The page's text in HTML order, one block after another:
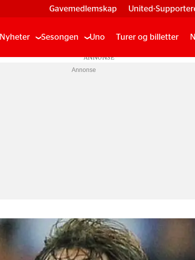
Gavemedlemskap United-
Nyheter Sesongen Uno Turer og billetter
Annonse